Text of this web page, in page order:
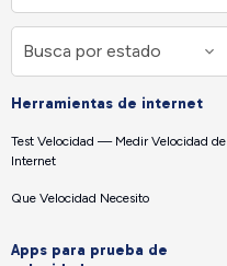
Herramientas de internet
Test Velocidad — Medir Velocidad de
Internet
Que Velocidad Necesito
Apps para prueba de